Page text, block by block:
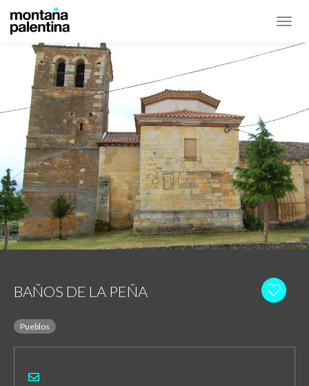
BAÑOS DE LA PEÑA
Pueblos